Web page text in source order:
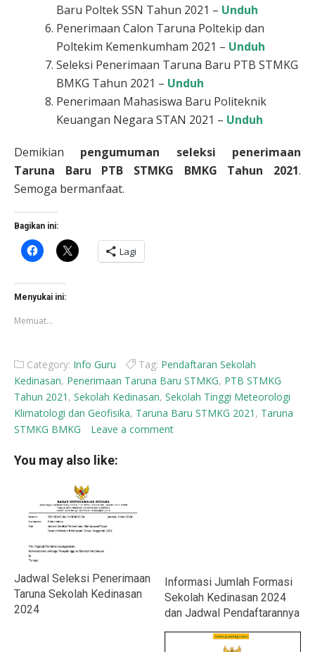
Baru Poltek SSN Tahun 2021 – Unduh
Penerimaan Calon Taruna Poltekip dan
Poltekim Kemenkumham 2021 – Unduh
Seleksi Penerimaan Taruna Baru PTB STMKG
BMKG Tahun 2021 – Unduh
Penerimaan Mahasiswa Baru Politeknik
Keuangan Negara STAN 2021 – Unduh
Demikian pengumuman seleksi penerimaan
Taruna Baru PTB STMKG BMKG Tahun 2021.
Semoga bermanfaat.
Bagikan ini:
Klik
untuk
Facebook(Membuka
di
jendela
baru)
Klik
untuk
berbagi
Lagi
Menyukai ini:
Memuat...
Category: Info Guru Tag: Pendaftaran Sekolah
Kedinasan, Penerimaan Taruna Baru STMKG, PTB STMKG
Tahun 2021 , Sekolah Kedinasan, Sekolah Tinggi Meteorologi
Klimatologi dan Geofisika, Taruna Baru STMKG 2021 , Taruna
STMKG BMKG
Leave a comment
You may also like:
Jadwal Seleksi Penerimaan
Taruna Sekolah Kedinasan
2024
Informasi Jumlah Formasi
Sekolah Kedinasan 2024
dan Jadwal Pendaftarannya